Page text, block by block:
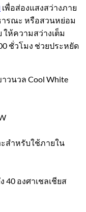
เพื่อส่องแสงสว่างภาย
รณะ หรือสวนหย่อม
ให้ความสว่างเต็ม
ชั่วโมง ช่วยประหยัด
วนวล Cool White
สำหรับใช้ภายใน
องศาเชลเชียส